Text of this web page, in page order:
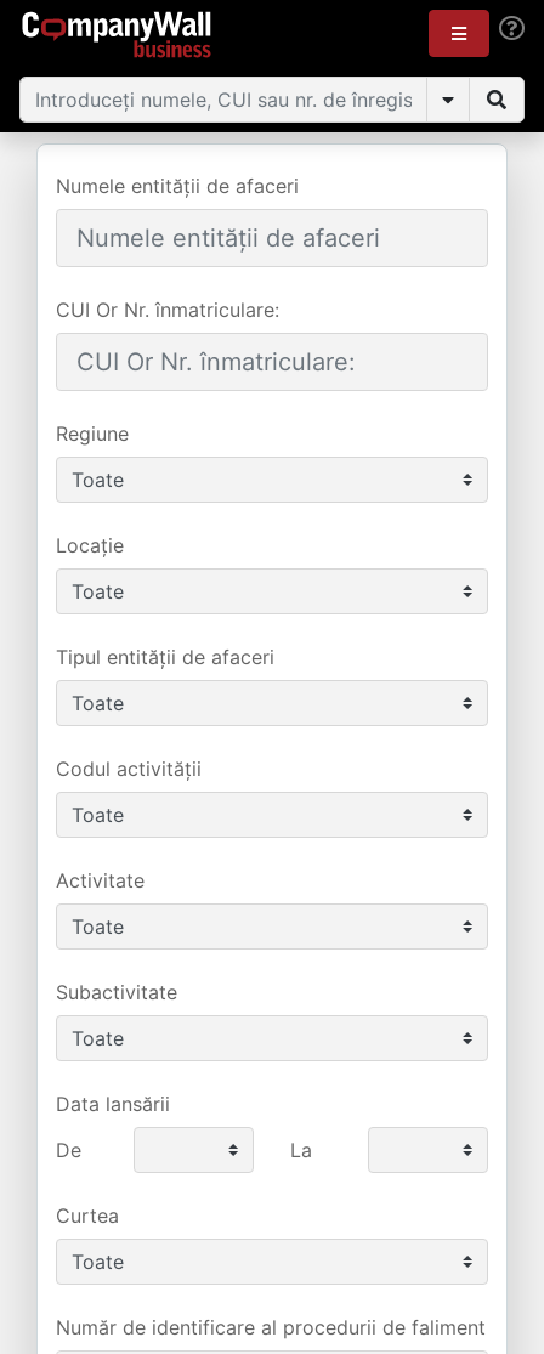
Numele entității de afaceri
CUI Or Nr. înmatriculare:
Regiune
Locație
Tipul entității de afaceri
Codul activității
Activitate
Subactivitate
Data lansării
De
La
Curtea
Număr de identificare al procedurii de faliment